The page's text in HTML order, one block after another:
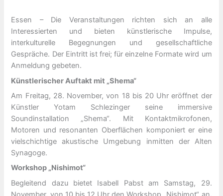
Essen – Die Veranstaltungen richten sich an alle
Interessierten und bieten künstlerische Impulse,
interkulturelle Begegnungen und gesellschaftliche
Gespräche. Der Eintritt ist frei; für einzelne Formate wird um
Anmeldung gebeten.
Künstlerischer Auftakt mit „Shema“
Am Freitag, 28. November, von 18 bis 20 Uhr eröffnet der
Künstler Yotam Schlezinger seine immersive
Soundinstallation „Shema“. Mit Kontaktmikrofonen,
Motoren und resonanten Oberflächen komponiert er eine
vielschichtige akustische Umgebung inmitten der Alten
Synagoge.
Workshop „Nishimot“
Begleitend dazu bietet Isabell Pabst am Samstag, 29.